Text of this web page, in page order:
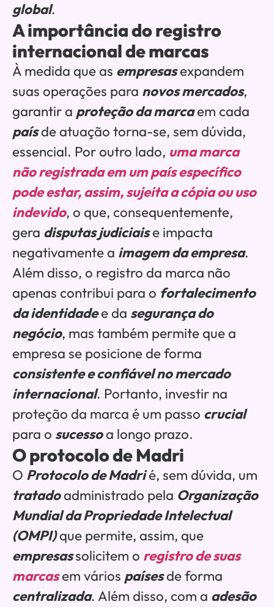
global.
A importância do registro
internacional de marcas
À medida que as empresasexpandem
suas operações para novos mercados,
garantir a proteção da marcaem cada
paísde atuação torna-se, sem dúvida,
essencial. Por outro lado, uma marca
não registrada em um país específico
pode estar, assim, sujeita a cópia ou uso
indevido, o que, consequentemente,
gera disputas judiciaise impacta
negativamente a imagem da empresa.
Além disso, o registro da marca não
apenas contribui para o fortalecimento
da identidadee da segurança do
negócio, mas também permite que a
empresa se posicione de forma
consistente e confiável no mercado
internacional. Portanto, investir na
proteção da marca é um passo crucial
para o sucessoa longo prazo.
O protocolo de Madri
O Protocolo de Madrié, sem dúvida, um
tratadoadministrado pela Organização
Mundial da Propriedade Intelectual
(OMPI)que permite, assim, que
empresassolicitem o registro de suas
marcasem vários paísesde forma
centralizada. Além disso, com a adesão